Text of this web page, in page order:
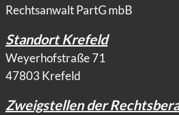
Rechtsanwalt PartG mbB
Standort Krefeld
Weyerhofstraße 71
47803 Krefeld
Zweigstellen der